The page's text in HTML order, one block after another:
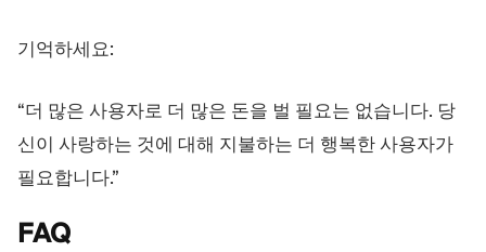
기억하세요:
“더 많은 사용자로 더 많은 돈을 벌 필요는 없습니다. 당
신이 사랑하는 것에 대해 지불하는 더 행복한 사용자가
필요합니다.”
FAQ